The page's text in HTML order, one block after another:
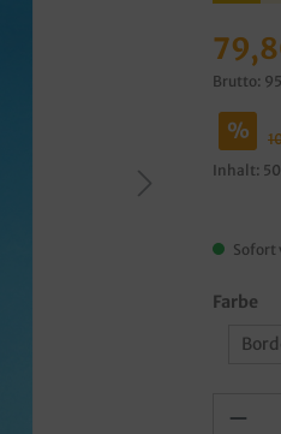
Brutto:
%
Inhalt:
Sofort
Farbe